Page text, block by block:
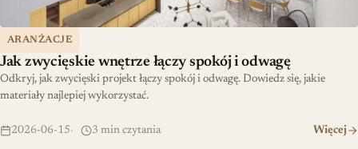
ARANŻACJE
Jak zwycięskie wnętrze łączy spokój i odwagę
Odkryj, jak zwycięski projekt łączy spokój i odwagę. Dowiedz się, jakie
materiały najlepiej wykorzystać.
2026-06-15 3 min czytania Więcej